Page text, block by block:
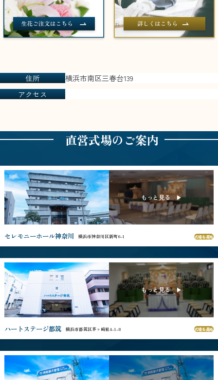
住所
横浜市南区三春台139
アクセス
直営式場のご案内
セレモニーホール神奈川 横浜市神奈川区新町6-1 式場を見る
ハートステージ都筑 横浜市都筑区茅ヶ崎東4-1-8 式場を見る